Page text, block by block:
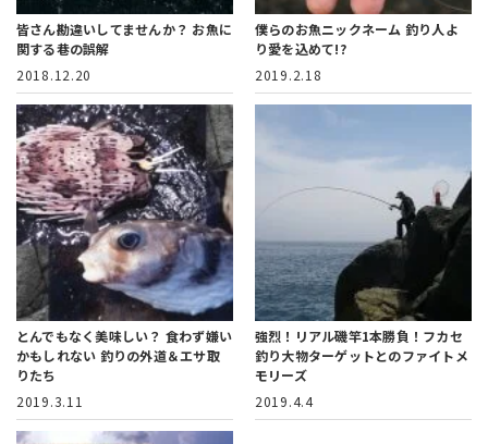
皆さん勘違いしてませんか？ お魚に
関する巷の誤解
2018.12.20
僕らのお魚ニックネーム 釣り人よ
り愛を込めて!?
2019.2.18
とんでもなく美味しい？ 食わず嫌い
かもしれない 釣りの外道＆エサ取
りたち
2019.3.11
強烈！リアル磯竿1本勝負！フカセ
釣り大物ターゲットとのファイトメ
モリーズ
2019.4.4